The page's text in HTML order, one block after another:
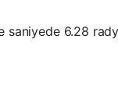
saniyede 6.28